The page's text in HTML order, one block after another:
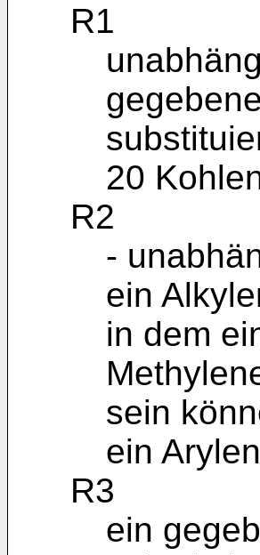
R1
20
R2
-
ein
in dem
sein
ein
R3
ein